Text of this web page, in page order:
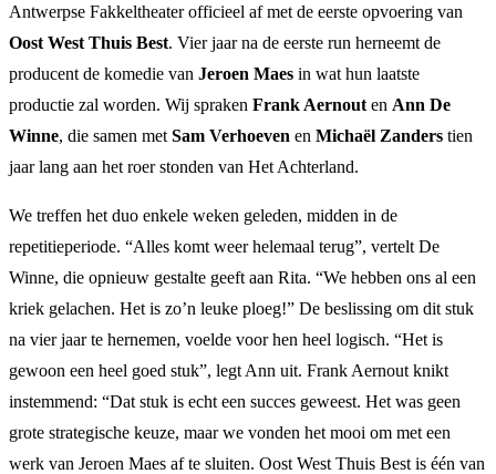
Antwerpse Fakkeltheater officieel af met de eerste opvoering van
Oost West Thuis Best. Vier jaar na de eerste run herneemt de
producent de komedie van Jeroen Maes in wat hun laatste
productie zal worden. Wij spraken Frank Aernout en Ann De
Winne, die samen met Sam Verhoeven en Michaël Zanders tien
jaar lang aan het roer stonden van Het Achterland.
We treffen het duo enkele weken geleden, midden in de
repetitieperiode. “Alles komt weer helemaal terug”, vertelt De
Winne, die opnieuw gestalte geeft aan Rita. “We hebben ons al een
kriek gelachen. Het is zo’n leuke ploeg!” De beslissing om dit stuk
na vier jaar te hernemen, voelde voor hen heel logisch. “Het is
gewoon een heel goed stuk”, legt Ann uit. Frank Aernout knikt
instemmend: “Dat stuk is echt een succes geweest. Het was geen
grote strategische keuze, maar we vonden het mooi om met een
werk van Jeroen Maes af te sluiten. Oost West Thuis Best is één van